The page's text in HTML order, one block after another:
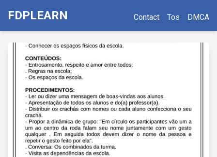
FDPLEARN Contact Tos DMCA